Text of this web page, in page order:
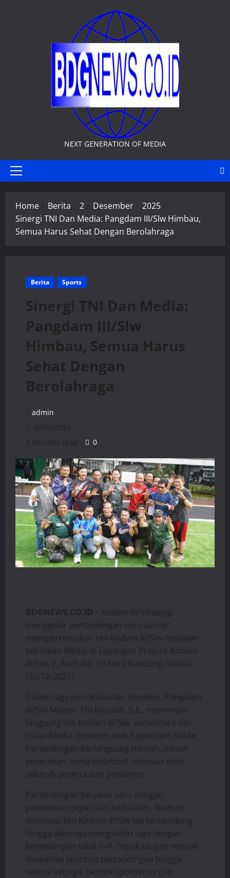
NEXT GENERATION OF MEDIA
Primary
Home Berita 2 Desember
2025
Sinergi TNI Dan Media: Pangdam III/Slw Himbau,
Semua Harus Sehat Dengan Berolahraga
Berita Sports
Sinergi TNI Dan Media:
Pangdam III/Slw
Himbau, Semua Harus
Sehat Dengan
Berolahraga
admin
02/12/2025
2 minutes read
0
BDGNEWS.CO.ID – Kodam III/Siliwangi
menggelar pertandingan mini soccer
mempertemukan tim Kodam III/Slw melawan
tim Insan Media di Lapangan Prajurit Kodam
III/Slw, Jl. Aceh No. 69 Kota Bandung, Selasa
(02/12/2025).
Dalam laga persahabatan tersebut, Pangdam
III/Slw Mayjen TNI Kosasih, S.E., memimpin
langsung tim Kodam III/Slw, sementara tim
Insan Media dipimpin oleh Kapendam III/Slw.
Pertandingan berlangsung meriah, penuh
keakraban, serta disambut antusias oleh
seluruh peserta dan penonton.
Pertandingan berjalan seru dengan
permainan cepat dari kedua tim. Namun,
dominasi tim Kodam III/Slw tak terbendung
hingga akhirnya mengakhiri laga dengan
kemenangan telak 6–0. Tepuk tangan meriah
mewarnai jalannya pertandingan hingga
selesai sebagai bentuk sportivitas dan